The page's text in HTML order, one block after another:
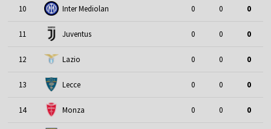
10 Inter Mediolan 0 0 0
11 Juventus 0 0 0
12 Lazio 0 0 0
13 Lecce 0 0 0
14 Monza 0 0 0